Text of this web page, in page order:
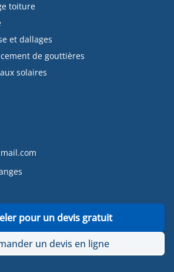
toiture
et dallages
de gouttières
solaires
pour un devis gratuit
un devis en ligne